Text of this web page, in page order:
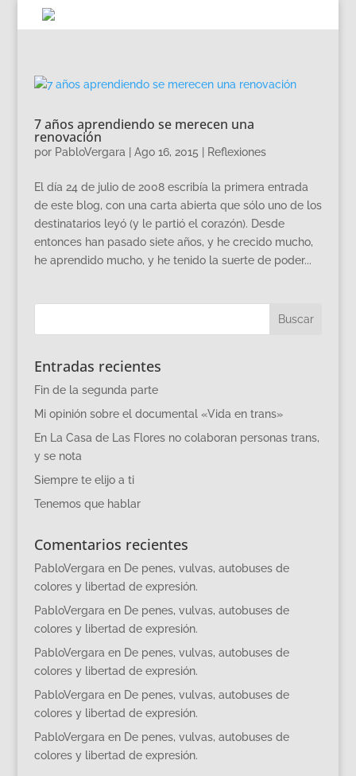
7 años aprendiendo se merecen una
renovación
por PabloVergara Ago 16, 2015 Reflexiones
El día 24 de julio de 2008 escribía la primera entrada
de este blog, con una carta abierta que sólo uno de los
destinatarios leyó (y le partió el corazón). Desde
entonces han pasado siete años, y he crecido mucho,
he aprendido mucho, y he tenido la suerte de poder...
Entradas recientes
Fin de la segunda parte
Mi opinión sobre el documental «Vida en trans»
En La Casa de Las Flores no colaboran personas trans,
y se nota
Siempre te elijo a ti
Tenemos que hablar
Comentarios recientes
PabloVergara en De penes, vulvas, autobuses de
colores y libertad de expresión.
PabloVergara en De penes, vulvas, autobuses de
colores y libertad de expresión.
PabloVergara en De penes, vulvas, autobuses de
colores y libertad de expresión.
PabloVergara en De penes, vulvas, autobuses de
colores y libertad de expresión.
PabloVergara en De penes, vulvas, autobuses de
colores y libertad de expresión.